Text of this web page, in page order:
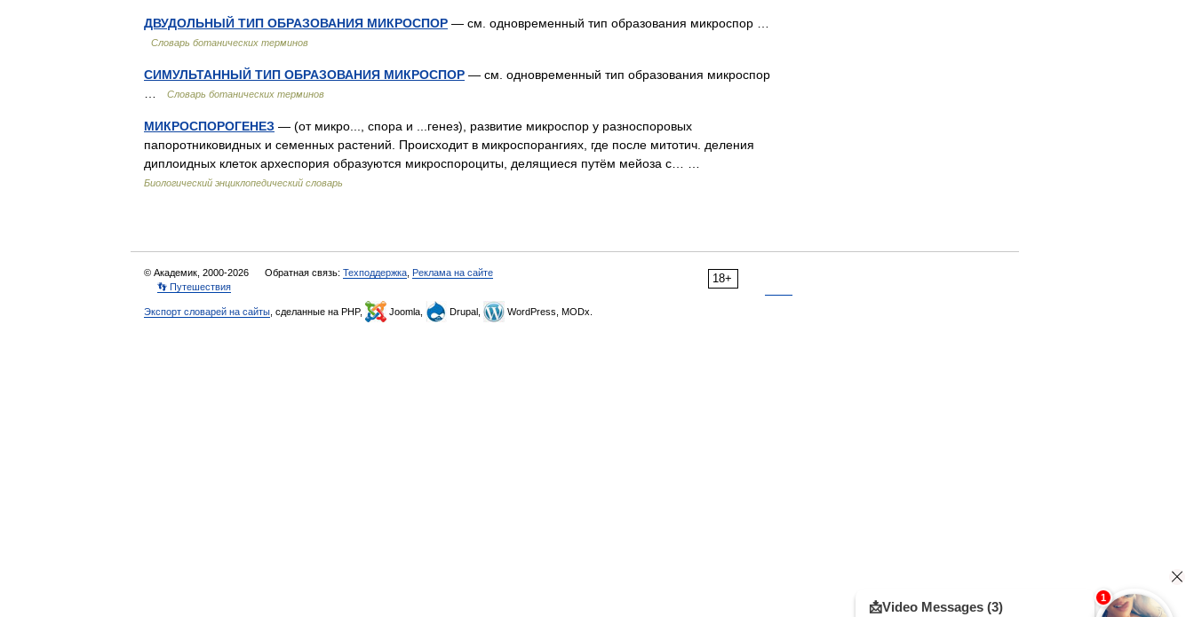
ДВУДОЛЬНЫЙ ТИП ОБРАЗОВАНИЯ МИКРОСПОР — см. одновременный тип образования микроспор …
Словарь ботанических терминов
СИМУЛЬТАННЫЙ ТИП ОБРАЗОВАНИЯ МИКРОСПОР — см. одновременный тип образования микроспор
Словарь ботанических терминов
МИКРОСПОРОГЕНЕЗ — (от микро..., спора и ...генез), развитие микроспор у разноспоровых
папоротниковидных и семенных растений. Происходит в микроспорангиях, где после митотич. деления
диплоидных клеток археспория образуются микроспороциты, делящиеся путём мейоза с… …
Биологический энциклопедический словарь
18+
© Академик, 2000-2026 Обратная связь: Техподдержка Реклама на сайте
👣 Путешествия
Экспорт словарей на сайты , сделанные на PHP, Joomla, Drupal, WordPress, MODx.